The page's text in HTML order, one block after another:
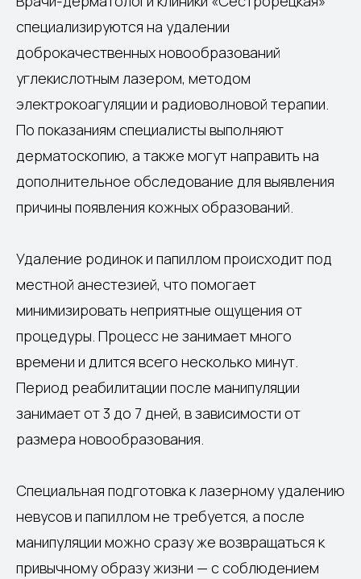
специализируются на удалении
доброкачественных новообразований
углекислотным лазером, методом
электрокоагуляции и радиоволновой терапии.
По показаниям специалисты выполняют
дерматоскопию, а также могут направить на
дополнительное обследование для выявления
причины появления кожных образований.
Удаление родинок и папиллом происходит под
местной анестезией, что помогает
минимизировать неприятные ощущения от
процедуры. Процесс не занимает много
времени и длится всего несколько минут.
Период реабилитации после манипуляции
занимает от 3 до 7 дней, в зависимости от
размера новообразования.
Специальная подготовка к лазерному удалению
невусов и папиллом не требуется, а после
манипуляции можно сразу же возвращаться к
привычному образу жизни — с соблюдением